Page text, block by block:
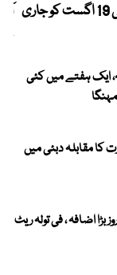
کیریبین پریمیئر لیگ ، قومی کرکٹرز کو این او سی 19 اگست کو جاری
ایک ہفتے میں کئی
اور بھارت کا مقابلہ دبئی میں
اضافہ ، فی تولہ ریٹ